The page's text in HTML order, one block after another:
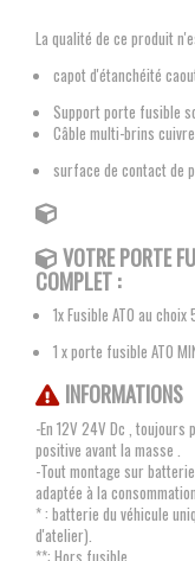
La qualité de ce produit
capot d'étanchéité
Support porte fusible
Câble multi-brins
surface de contact de
VOTRE PORTE
COMPLET :
1x Fusible ATO au choix
1 x porte fusible ATO
INFORMATIONS
-En 12V 24V Dc ,
positive avant la masse .
-Tout montage sur
adaptée à la
* : batterie du véhicule
d'atelier).